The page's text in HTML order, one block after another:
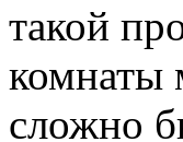
такой
комнаты
сложно